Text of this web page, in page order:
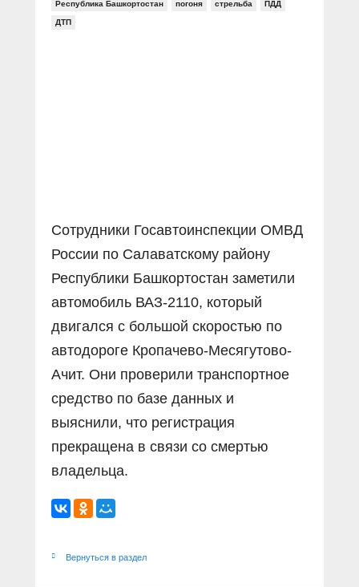
Социальные ролики
Прямой разговор
В знании сила
Газета «Щит и меч»
О ПОРТАЛЕ
Республика Башкортостан погоня стрельба ПДД
ДТП
Сотрудники Госавтоинспекции ОМВД
России по Салаватскому району
Республики Башкортостан заметили
автомобиль ВАЗ-2110, который
двигался с большой скоростью по
автодороге Кропачево-Месягутово-
Ачит. Они проверили транспортное
средство по базе данных и
выяснили, что регистрация
прекращена в связи со смертью
владельца.
Вернуться в раздел